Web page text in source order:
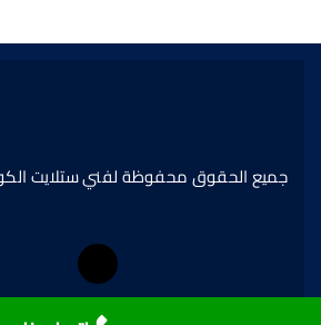
جميع الحقوق محفوظة لفني ستلايت الكويت